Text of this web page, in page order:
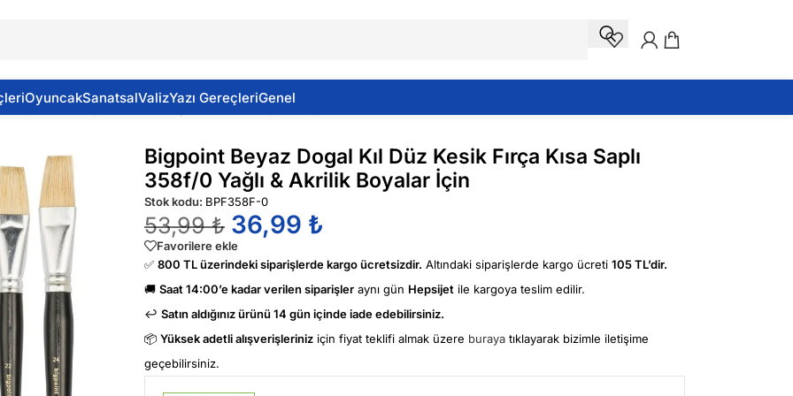
OyuncakSanatsalValizYazı GereçleriGenel
Kısa Saplı 358f/0 Yağlı & Akrilik Boyalar İçin
Bigpoint Beyaz Dogal Kıl Düz Kesik Fırça Kısa Saplı
358f/0 Yağlı & Akrilik Boyalar İçin
Stok kodu: BPF358F-0
53,99₺ 36,99 ₺
Favorilere ekle
✅ 800 TL üzerindeki siparişlerde kargo ücretsizdir. Altındaki siparişlerde kargo ücreti 105 TL’dir.
🚚 Saat 14:00’e kadar verilen siparişler aynı gün Hepsijet ile kargoya teslim edilir.
↩️ Satın aldığınız ürünü 14 gün içinde iade edebilirsiniz.
📦 Yüksek adetli alışverişleriniz için fiyat teklifi almak üzere buraya tıklayarak bizimle iletişime
geçebilirsiniz.